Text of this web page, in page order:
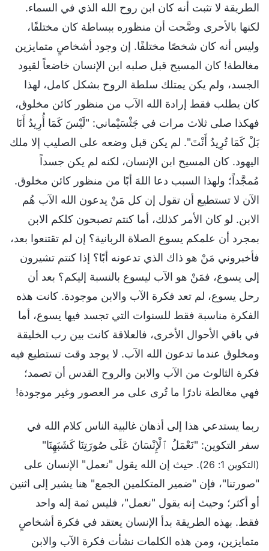
الطريقة لا تثبت أنه كان ابن روح الله الذي في السماء.
لكنها بالأحرى وضَّحت أن منظوره ببساطة كان مختلفًا،
وليس أنه كان شخصًا مختلفًا. إن وجود أشخاصٍ متمايزين
مغالطة! كان المسيح قبل صلبه ابن الإنسان خاضعاً لقيود
الجسد، ولم يكن يمتلك سلطة الروح بشكل كامل، لهذا
كان يطلب فقط إرادة الله الآب من منظور كائن مخلوق،
فهكذا صلى ثلاث مرات في جَثْسَيْماني: "لَيْسَ كَمَا أُرِيدُ أَنَا
بَلْ كَمَا تُرِيدُ أَنْتَ". لم يكن قبل وضعه على الصليب إلا ملك
اليهود. كان المسيح ابن الإنسان، لكنه لم يكن جسداً
مُمجَّداً؛ ولهذا السبب دعا اللهَ أبًا من منظور كائن مخلوق.
الآن لا تستطيع أن تقول إن كل مَنْ يدعون الله الآب هُم
الابن. لو كان الأمر كذلك، أما كنتم تصبحون كلكم الابن
بمجرد أن علمكم يسوع الصلاة الربانية؟ إن لم تقتنعوا بعد،
فأخبروني مَنْ هو ذاك الذي تدعونه أبًا؟ إذا كنتم تشيرون
إلى يسوع، فمَنْ هو الآب ليسوع بالنسبة إليكم؟ بعد أن
رحل يسوع، لم تعد فكرة الآب والابن موجودة. كانت هذه
الفكرة مناسبة فقط للسنوات التي تجسد فيها يسوع، أما
في باقي الأحوال الأخرى، فالعلاقة كانت بين رب الخليقة
ومخلوق عندما تدعون الله الآب. لا يوجد وقت تستطيع فيه
فكرة الثالوث من الآب والابن والروح القدس أن تصمد؛
فهي مغالطة نادرًا ما تُرى على مر العصور وغير موجودة!
ربما يستدعي هذا إلى أذهان غالبية الناس كلام الله في
سفر التكوين: "نَعْمَلُ ٱلْإِنْسَانَ عَلَى صُورَتِنَا كَشَبَهِنَا"
(التكوين 1: 26)
. حيث إن الله يقول "نعمل" الإنسان على
"صورتنا"، فإن "ضمير المتكلمين الجمع" هنا يشير إلى اثنين
أو أكثر؛ وحيث إنه يقول "نعمل"، فليس ثمة إله واحد
فقط. بهذه الطريقة بدأ الإنسان يعتقد في فكرة أشخاصٍ
متمايزين، ومن هذه الكلمات نشأت فكرة الآب والابن